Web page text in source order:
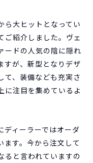
ら大ヒットとなってい
ご紹介しました。ヴェ
ードの人気の陰に隠れ
すが、新型となりデザ
て、装備なども充実さ
に注目を集めているよ
ディーラーではオーダ
ます。今から注文して
ると言われていますの